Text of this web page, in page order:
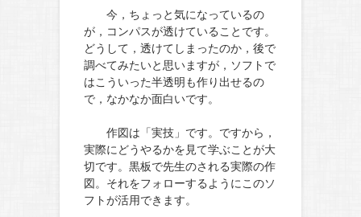
今，ちょっと気になっているの
が，コンパスが透けていることです。
どうして，透けてしまったのか，後で
調べてみたいと思いますが，ソフトで
はこういった半透明も作り出せるの
で，なかなか面白いです。
作図は「実技」です。ですから，
実際にどうやるかを見て学ぶことが大
切です。黒板で先生のされる実際の作
図。それをフォローするようにこのソ
フトが活用できます。